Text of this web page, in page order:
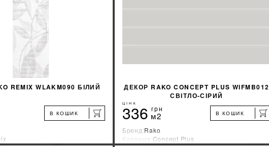
REMIX WLAKM090 БІЛИЙ
В КОШИК
ДЕКОР RAKO CONCEPT PLUS WIFMB012
СВІТЛО-СІРИЙ
ЦІНА
336 грн
м2 В КОШИК
Бренд:Rako
Колекція:Concept Plus